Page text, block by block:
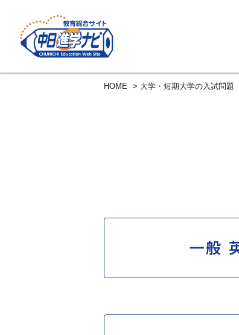
HOME > 大学・短期大学の入試問題